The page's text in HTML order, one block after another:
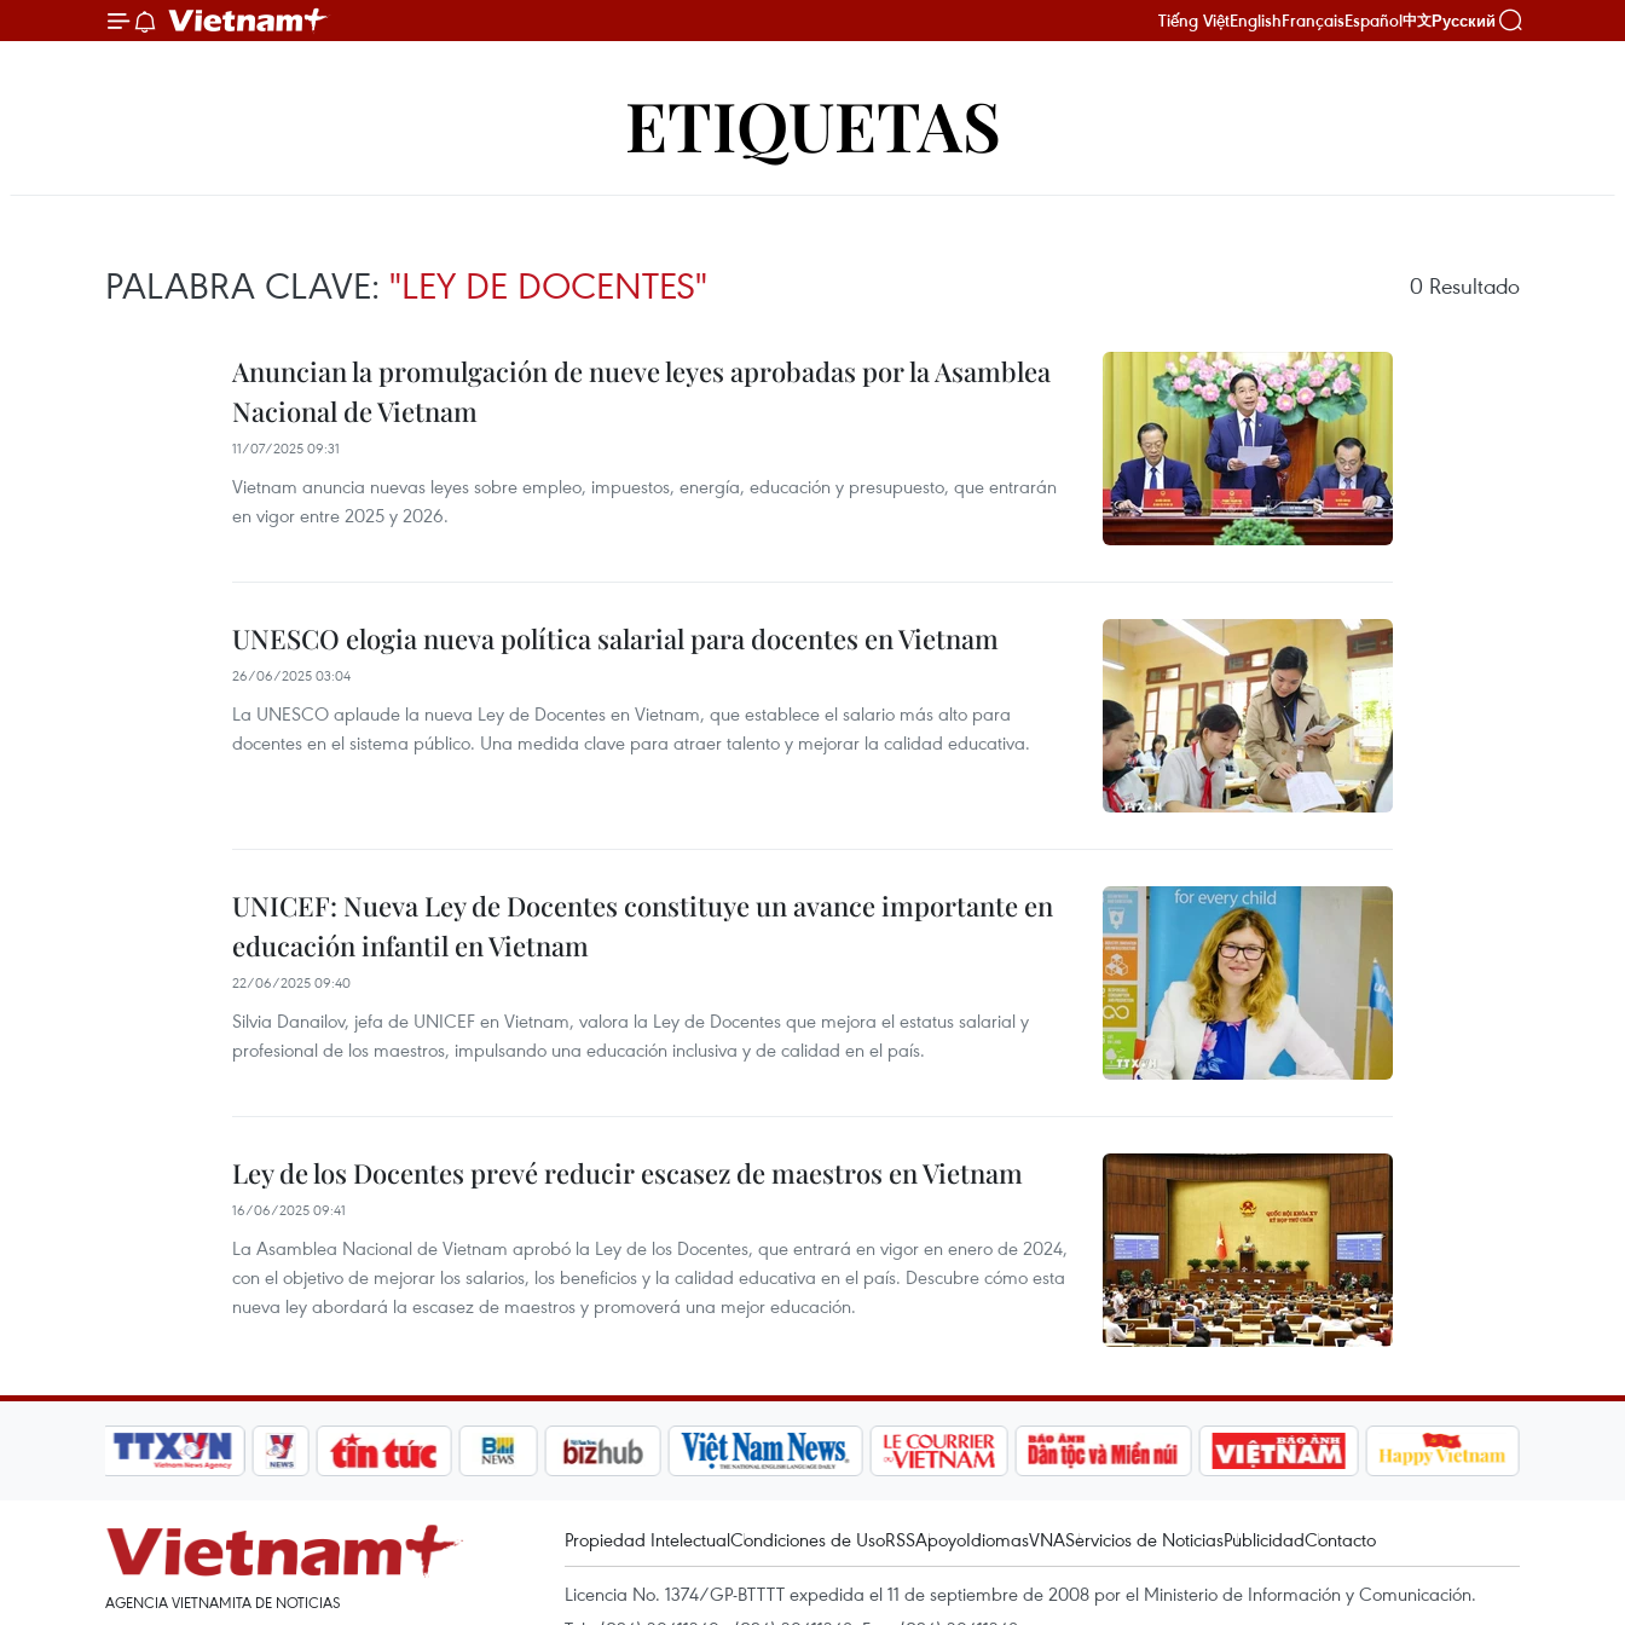
Tiếng ViệtEnglishFrançaisEspañol中文Русский
ETIQUETAS
PALABRA CLAVE: "LEY DE DOCENTES" 0 Resultado
Anuncian la promulgación de nueve leyes aprobadas por la Asamblea
Nacional de Vietnam
11/07/2025 09:31
Vietnam anuncia nuevas leyes sobre empleo, impuestos, energía, educación y presupuesto, que entrarán
en vigor entre 2025 y 2026.
UNESCO elogia nueva política salarial para docentes en Vietnam
26/06/2025 03:04
La UNESCO aplaude la nueva Ley de Docentes en Vietnam, que establece el salario más alto para
docentes en el sistema público. Una medida clave para atraer talento y mejorar la calidad educativa.
UNICEF: Nueva Ley de Docentes constituye un avance importante en
educación infantil en Vietnam
22/06/2025 09:40
Silvia Danailov, jefa de UNICEF en Vietnam, valora la Ley de Docentes que mejora el estatus salarial y
profesional de los maestros, impulsando una educación inclusiva y de calidad en el país.
Ley de los Docentes prevé reducir escasez de maestros en Vietnam
16/06/2025 09:41
La Asamblea Nacional de Vietnam aprobó la Ley de los Docentes, que entrará en vigor en enero de 2024,
con el objetivo de mejorar los salarios, los beneficios y la calidad educativa en el país. Descubre cómo esta
nueva ley abordará la escasez de maestros y promoverá una mejor educación.
AGENCIA VIETNAMITA DE NOTICIAS
Propiedad IntelectualCondiciones de UsoRSSApoyoIdiomasVNAServicios de NoticiasPublicidadContacto
Licencia No. 1374/GP-BTTTT expedida el 11 de septiembre de 2008 por el Ministerio de Información y Comunicación.